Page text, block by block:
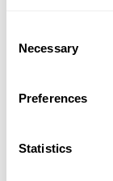
Selection
Necessary
Preferences
Statistics
미진단된 경우에
최신 유전학
블로그와 뉴스